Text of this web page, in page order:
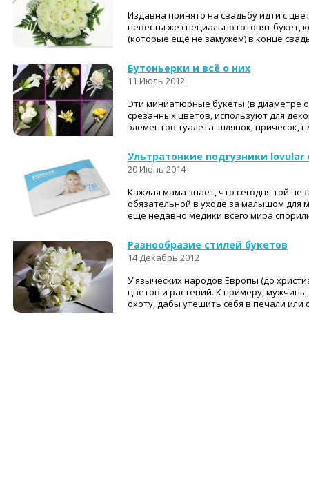
Издавна принято на свадьбу идти с
невесты же специально готовят букет,
(которые ещё не замужем) в конце
Бутоньерки и всё о них
11 Июль 2012
Эти миниатюрные букеты (в диаметре
срезанных цветов, используют для
элементов туалета: шляпок, причесок,
Ультратонкие подгузники
20 Июнь 2014
Каждая мама знает, что сегодня той
обязательной в уходе за малышом для
ещё недавно медики всего мира
Разнообразие стилей букетов
14 Декабрь 2012
У языческих народов Европы (до
цветов и растений. К примеру,
охоту, дабы утешить себя в печали или